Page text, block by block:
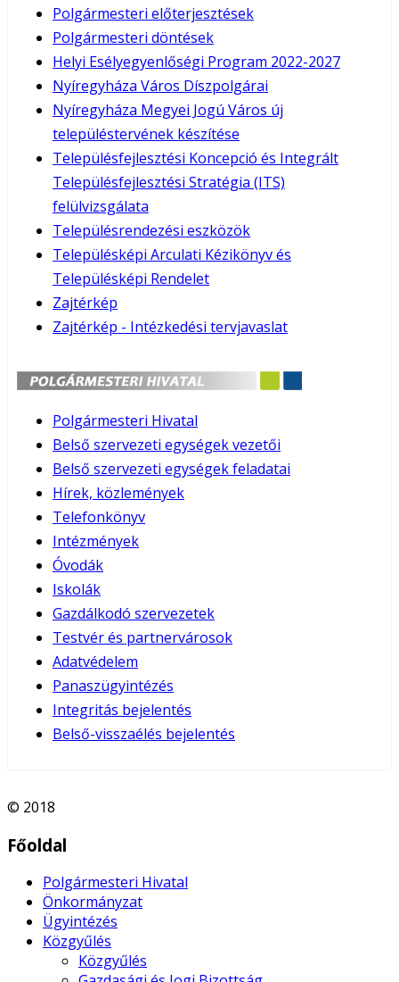
Polgármesteri előterjesztések
Polgármesteri döntések
Helyi Esélyegyenlőségi Program 2022-2027
Nyíregyháza Város Díszpolgárai
Nyíregyháza Megyei Jogú Város új
településtervének készítése
Településfejlesztési Koncepció és Integrált
Településfejlesztési Stratégia (ITS)
felülvizsgálata
Településrendezési eszközök
Településképi Arculati Kézikönyv és
Településképi Rendelet
Zajtérkép
Zajtérkép - Intézkedési tervjavaslat
Polgármesteri Hivatal
Belső szervezeti egységek vezetői
Belső szervezeti egységek feladatai
Hírek, közlemények
Telefonkönyv
Intézmények
Óvodák
Iskolák
Gazdálkodó szervezetek
Testvér és partnervárosok
Adatvédelem
Panaszügyintézés
Integritás bejelentés
Belső-visszaélés bejelentés
© 2018
Főoldal
Polgármesteri Hivatal
Önkormányzat
Ügyintézés
Közgyűlés
Közgyűlés